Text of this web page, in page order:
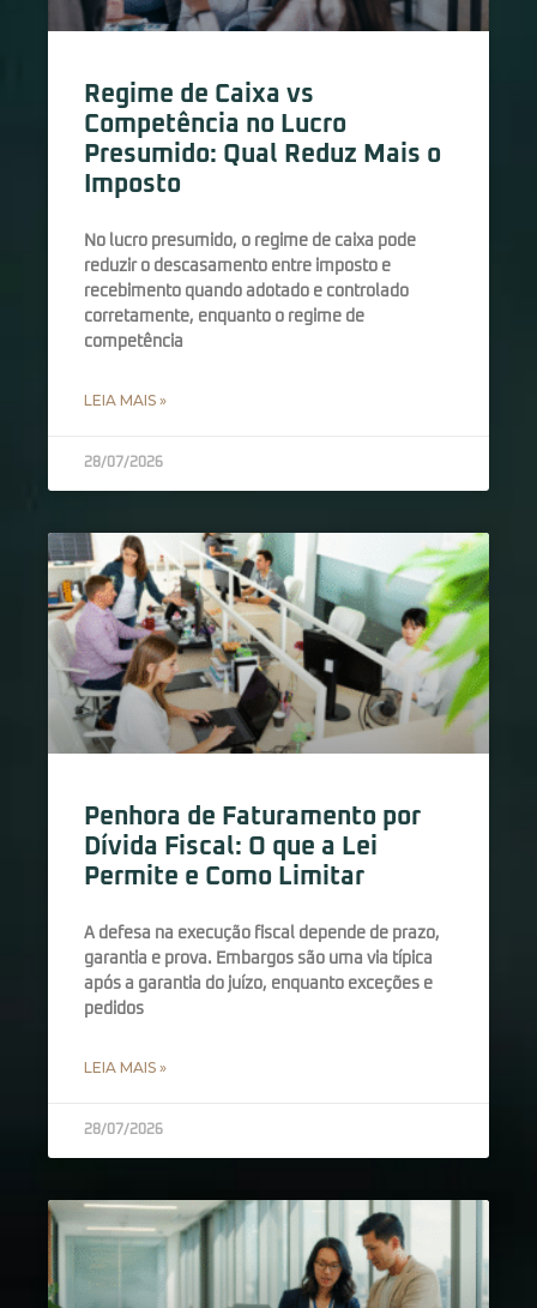
Regime de Caixa vs
Competência no Lucro
Presumido: Qual Reduz Mais o
Imposto
No lucro presumido, o regime de caixa pode
reduzir o descasamento entre imposto e
recebimento quando adotado e controlado
corretamente, enquanto o regime de
competência
LEIA MAIS »
28/07/2026
Penhora de Faturamento por
Dívida Fiscal: O que a Lei
Permite e Como Limitar
A defesa na execução fiscal depende de prazo,
garantia e prova. Embargos são uma via típica
após a garantia do juízo, enquanto exceções e
pedidos
LEIA MAIS »
28/07/2026